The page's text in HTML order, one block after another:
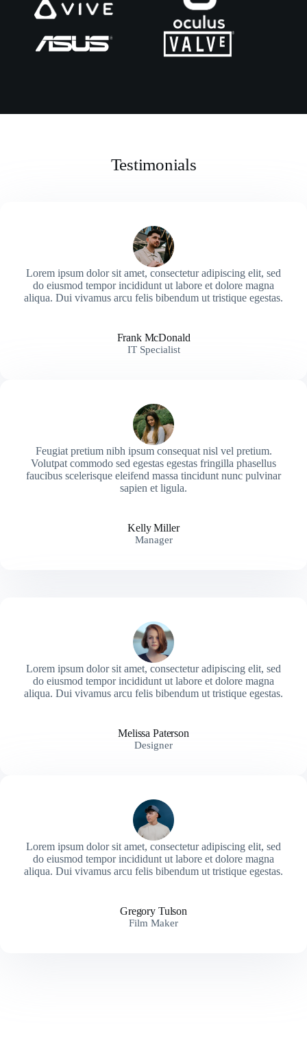
Testimonials
Lorem ipsum dolor sit amet, consectetur adipiscing elit, sed
do eiusmod tempor incididunt ut labore et dolore magna
aliqua. Dui vivamus arcu felis bibendum ut tristique egestas.
Frank McDonald
IT Specialist
Feugiat pretium nibh ipsum consequat nisl vel pretium.
Volutpat commodo sed egestas egestas fringilla phasellus
faucibus scelerisque eleifend massa tincidunt nunc pulvinar
sapien et ligula.
Kelly Miller
Manager
Lorem ipsum dolor sit amet, consectetur adipiscing elit, sed
do eiusmod tempor incididunt ut labore et dolore magna
aliqua. Dui vivamus arcu felis bibendum ut tristique egestas.
Melissa Paterson
Designer
Lorem ipsum dolor sit amet, consectetur adipiscing elit, sed
do eiusmod tempor incididunt ut labore et dolore magna
aliqua. Dui vivamus arcu felis bibendum ut tristique egestas.
Gregory Tulson
Film Maker